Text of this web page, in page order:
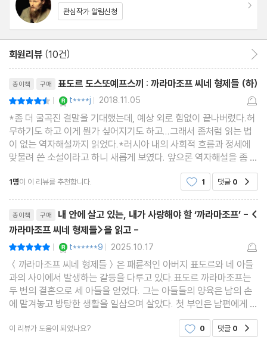
관심작가 알림신청
회원리뷰 (10건)
종이책 구매 표도르 도스또예프스끼 : 까라마조프 씨네 형제들 (하)
| t****j | 2018.11.05
*좀 더 굴곡진 결말을 기대했는데, 예상 외로 힘없이 끝나버렸다.허
무하기도 하고 이게 뭔가 싶어지기도 하고...그래서 좀처럼 읽는 법
이 없는 역자해설까지 읽었다.*러시아 내의 사회적 흐름과 정세에
맞물려 쓴 소설이라고 하니 새롭게 보였다. 앞으론 역자해설을 좀 더
챙겨봐야겠다 싶은 마음도 들었지만 아마 안읽겠지..*드디어 다 읽
었다. 도선생 시리즈...그동안 즐거웠다...
1명이 이 리뷰를 추천합니다. 1 댓글 0
종이책 구매
내 안에 살고 있는, 내가 사랑해야 할 ‘까라마조프’ - <
까라마조프 씨네 형제들>을 읽고 -
| t******9 | 2025.10.17
＜까라마조프 씨네 형제들＞은 패륜적인 아버지 표도르와 네 아들
과의 사이에서 발생하는 갈등을 다루고 있다.표도르 까라마조프는
두 번의 결혼으로 세 아들을 얻었다. 그는 아들들의 양육은 남의 손
에 맡겨놓고 방탕한 생활을 일삼으며 살았다. 첫 부인은 남편에게 온
갖 모욕을 당하다가 가출하여 객사했고, 두 번째 부인은 공개적으로
창녀들을 집안으로 끌어들여 난잡한 생활을 하는
이 리뷰가 도움이 되었나요? 0 댓글 0